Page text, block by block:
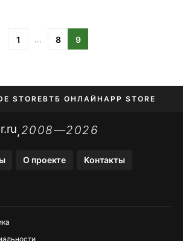
1 … 8 9
STOREВТБ ОНЛАЙН APP STORE
И BIP
,2008—2026
О проекте Контакты